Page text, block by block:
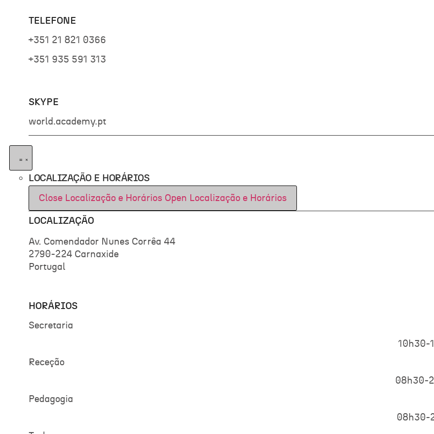
TELEFONE
+351 21 821 0366
+351 935 591 313
SKYPE
world.academy.pt
LOCALIZAÇÃO E HORÁRIOS
Close Localização e Horários Open Localização e Horários
LOCALIZAÇÃO
Av. Comendador Nunes Corrêa 44
2790-224 Carnaxide
Portugal
HORÁRIOS
Secretaria
10h30-
Receção
08h30-
Pedagogia
08h30-